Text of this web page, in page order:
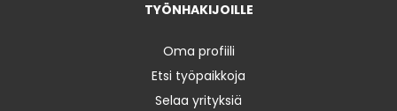
TYÖNHAKIJOILLE
Oma profiili
Etsi työpaikkoja
Selaa yrityksiä